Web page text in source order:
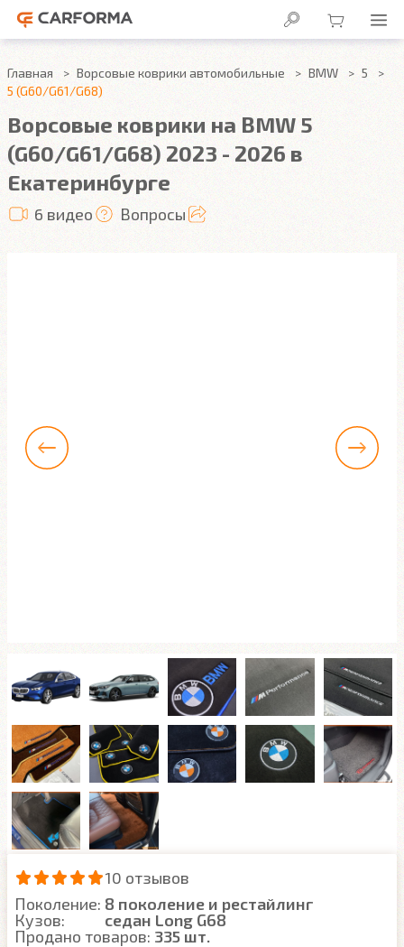
Главная Ворсовые коврики автомобильные BMW
5
5 (G60/G61/G68)
Ворсовые коврики на BMW 5
(G60/G61/G68) 2023 - 2026 в
Екатеринбурге
6 видео Вопросы
10 отзывов
Поколение: 8 поколение и рестайлинг
Кузов:
седан Long G68
Продано товаров: 335 шт.